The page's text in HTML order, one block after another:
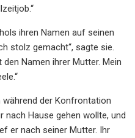
ihren Namen auf seinen
stolz gemacht“, sagte sie.
den Namen ihrer Mutter. Mein
der Konfrontation
nach Hause gehen wollte, und
er nach seiner Mutter. Ihr